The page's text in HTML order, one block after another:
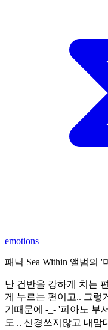
emotions
패닉 Sea Within 앨범의 '
난 건반을 강하게 치는
게 누르는 편이고.. 그렇
기때문에 -_- '피아노 부
도 .. 신경쓰지않고 내맘